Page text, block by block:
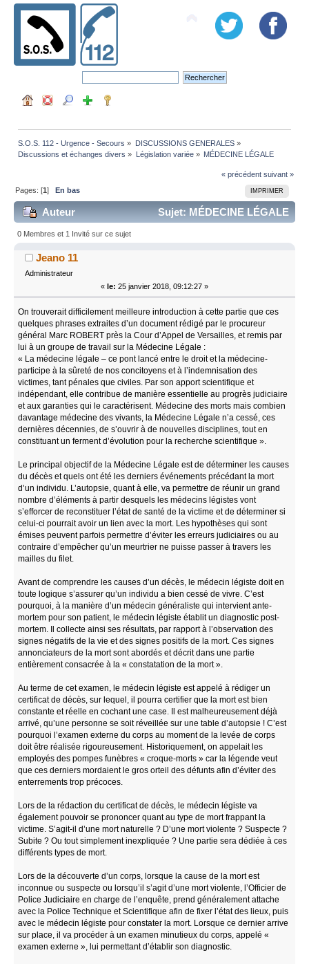
S.O.S. 112 - Urgence - Secours » DISCUSSIONS GENERALES»
Discussions et échanges divers » Législation variée» MÉDECINE LÉGALE
« précédent suivant »
IMPRIMER
Pages: [1]En bas
Auteur
Sujet: MÉDECINE LÉGALE
(Lu 17148 fois)
0 Membres et 1 Invité sur ce sujet
Jeano 11
Administrateur
« le: 25 janvier 2018, 09:12:27 »
On trouverait difficilement meilleure introduction à cette partie que ces
quelques phrases extraites d’un document rédigé par le procureur
général Marc ROBERT près la Cour d’Appel de Versailles, et remis par
lui à un groupe de travail sur la Médecine Légale :
« La médecine légale – ce pont lancé entre le droit et la médecine-
participe à la sûreté de nos concitoyens et à l’indemnisation des
victimes, tant pénales que civiles. Par son apport scientifique et
indépendant, elle contribue de manière essentielle au progrès judiciaire
et aux garanties qui le caractérisent. Médecine des morts mais combien
davantage médecine des vivants, la Médecine Légale n’a cessé, ces
dernières décennies, de s’ouvrir à de nouvelles disciplines, tout en
constituant un ferment d’évolution pour la recherche scientifique ».
Le principal objectif de la Médecine Légale est de déterminer les causes
du décès et quels ont été les derniers événements précédant la mort
d’un individu. L’autopsie, quant à elle, va permettre de réunir un grand
nombre d’éléments à partir desquels les médecins légistes vont
s’efforcer de reconstituer l’état de santé de la victime et de déterminer si
celui-ci pourrait avoir un lien avec la mort. Les hypothèses qui sont
émises peuvent parfois permettre d’éviter les erreurs judiciaires ou au
contraire d’empêcher qu’un meurtrier ne puisse passer à travers les
mailles du filet.
Avant de comprendre les causes d’un décès, le médecin légiste doit en
toute logique s’assurer qu’un individu a bien cessé de vivre. C’est
pourquoi, à la manière d’un médecin généraliste qui intervient ante-
mortem pour son patient, le médecin légiste établit un diagnostic post-
mortem. Il collecte ainsi ses résultats, par rapport à l’observation des
signes négatifs de la vie et des signes positifs de la mort. Ces signes
annonciateurs de la mort sont abordés et décrit dans une partie
entièrement consacrée à la « constatation de la mort ».
Au terme de cet examen, le médecin légiste est appelé à rédiger un
certificat de décès, sur lequel, il pourra certifier que la mort est bien
constante et réelle en cochant une case. Il est malheureusement déjà
arrivé, qu’une personne se soit réveillée sur une table d’autopsie ! C’est
pourquoi l’examen externe du corps au moment de la levée de corps
doit être réalisée rigoureusement. Historiquement, on appelait les
employés des pompes funèbres « croque-morts » car la légende veut
que ces derniers mordaient le gros orteil des défunts afin d’éviter des
enterrements trop précoces.
Lors de la rédaction du certificat de décès, le médecin légiste va
également pouvoir se prononcer quant au type de mort frappant la
victime. S’agit-il d’une mort naturelle ? D’une mort violente ? Suspecte ?
Subite ? Ou tout simplement inexpliquée ? Une partie sera dédiée à ces
différents types de mort.
Lors de la découverte d’un corps, lorsque la cause de la mort est
inconnue ou suspecte ou lorsqu’il s’agit d’une mort violente, l’Officier de
Police Judiciaire en charge de l’enquête, prend généralement attache
avec la Police Technique et Scientifique afin de fixer l’état des lieux, puis
avec le médecin légiste pour constater la mort. Lorsque ce dernier arrive
sur place, il va procéder à un examen minutieux du corps, appelé «
examen externe », lui permettant d’établir son diagnostic.